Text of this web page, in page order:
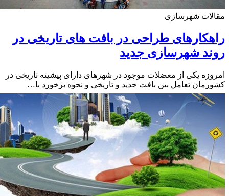
شهرسازی
طراحی در بافت های تاریخی در
شهرسازی جدید
یکی از معضلات موجود در شهرهای دارای پیشینه تاریخی در
تعامل بین بافت جدید و تاریخی و نحوه برخورد با…